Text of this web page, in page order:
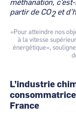
méthanation,
partir de CO2et
«Pour atteindre nos
à la vitesse
énergétique»,
L’industrie
consommatrice
France